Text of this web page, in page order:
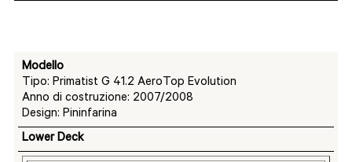
Modello
Tipo: Primatist G 41.2 AeroTop Evolution
Anno di costruzione: 2007/2008
Design: Pininfarina
Lower Deck